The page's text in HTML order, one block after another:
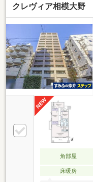
クレヴィア相模大野
角部屋
床暖房